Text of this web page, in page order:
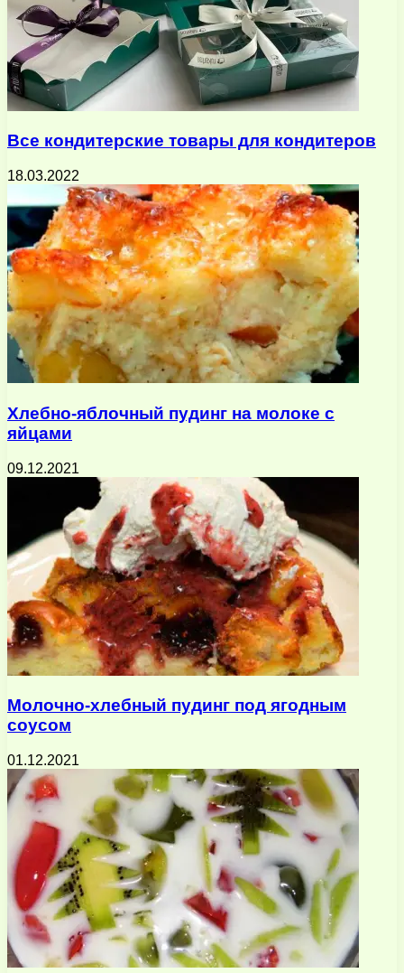
Все кондитерские товары для кондитеров
18.03.2022
Хлебно-яблочный пудинг на молоке с
яйцами
09.12.2021
Молочно-хлебный пудинг под ягодным
соусом
01.12.2021